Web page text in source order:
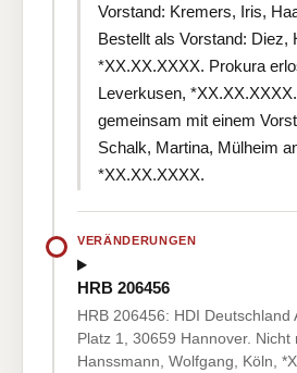
Vorstand: Kremers, Iris,
Bestellt als Vorstand: Diez,
*XX.XX.XXXX. Prokura
Leverkusen,
gemeinsam mit einem
Schalk, Martina, Mülheim
*XX.XX.XXXX.
VERÄNDERUNGEN
HRB 206456
HRB 206456: HDI Deutschland
Platz 1, 30659 Hannover. Nicht
Hanssmann, Wolfgang, Köln,